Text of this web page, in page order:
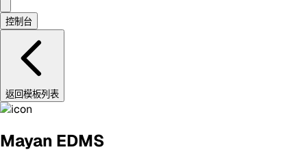
控制台
返回模板列表
Mayan EDMS